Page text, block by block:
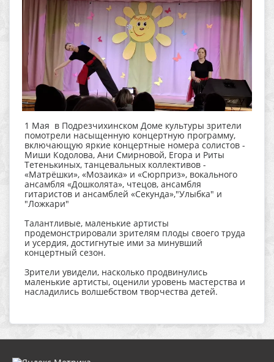
1 Мая в Подрезчихинском Доме культуры зрители
помотрели насыщенную концертную программу,
включающую яркие концертные номера солистов -
Миши Кодолова, Ани Смирновой, Егора и Риты
Тетенькиных, танцевальных коллективов -
«Матрёшки», «Мозаика» и «Сюрприз», вокального
ансамбля «Дошколята», чтецов, ансамбля
гитаристов и ансамблей «Секунда»,"Улыбка" и
"Ложкари"
Талантливые, маленькие артисты
продемонстрировали зрителям плоды своего труда
и усердия, достигнутые ими за минувший
концертный сезон.
Зрители увидели, насколько продвинулись
маленькие артисты, оценили уровень мастерства и
насладились волшебством творчества детей.